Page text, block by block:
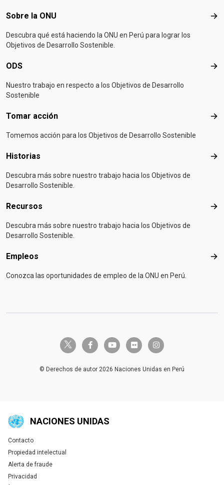
Footer menu
Sobre la ONU
Descubra qué está haciendo la ONU en Perú para lograr los
Objetivos de Desarrollo Sostenible.
ODS
Nuestro trabajo en respecto a los Objetivos de Desarrollo
Sostenible
Tomar acción
Tomemos acción para los Objetivos de Desarrollo Sostenible
Historias
Descubra más sobre nuestro trabajo hacia los Objetivos de
Desarrollo Sostenible.
Recursos
Descubra más sobre nuestro trabajo hacia los Objetivos de
Desarrollo Sostenible.
Empleos
Conozca las oportunidades de empleo de la ONU en Perú.
twitter-x facebook-fyoutube flickr instagram
© Derechos de autor 2026 Naciones Unidas en Perú
NACIONES UNIDAS
Global U.N. menu
Contacto
Propiedad intelectual
Alerta de fraude
Privacidad